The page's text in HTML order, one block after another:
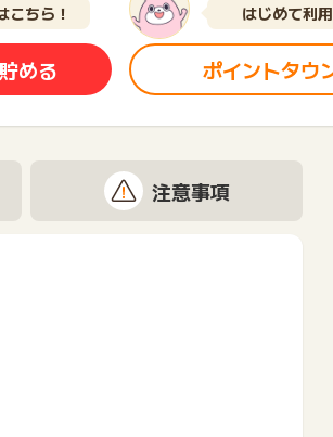
こちら！
める
はじめて利
ポイントタウ
注意事項